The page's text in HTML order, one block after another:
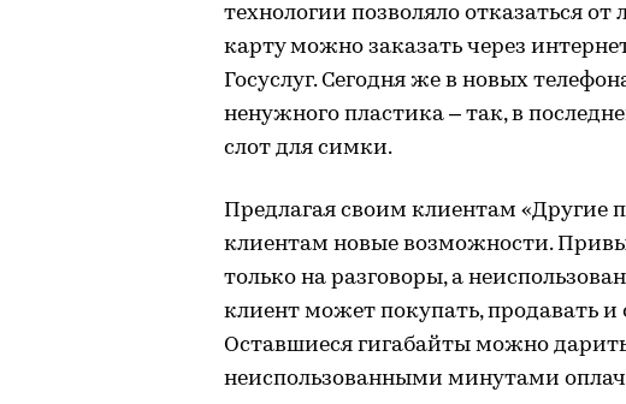
технологии позволяло отказаться
карту можно заказать через
Госуслуг. Сегодня же в новых
ненужного пластика – так, в
слот для симки.
Предлагая своим клиентам «Другие
клиентам новые возможности.
только на разговоры, а
клиент может покупать, продавать
Оставшиеся гигабайты можно
неиспользованными минутами